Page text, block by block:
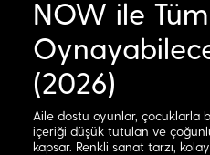
NOW ile
(2026)
Aile dostu oyunlar, çocuklarla
içeriği düşük tutulan ve
kapsar. Renkli sanat tarzı,